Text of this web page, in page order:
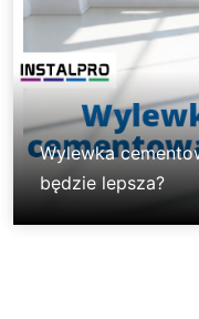
Wylewka
będzie lepsza?